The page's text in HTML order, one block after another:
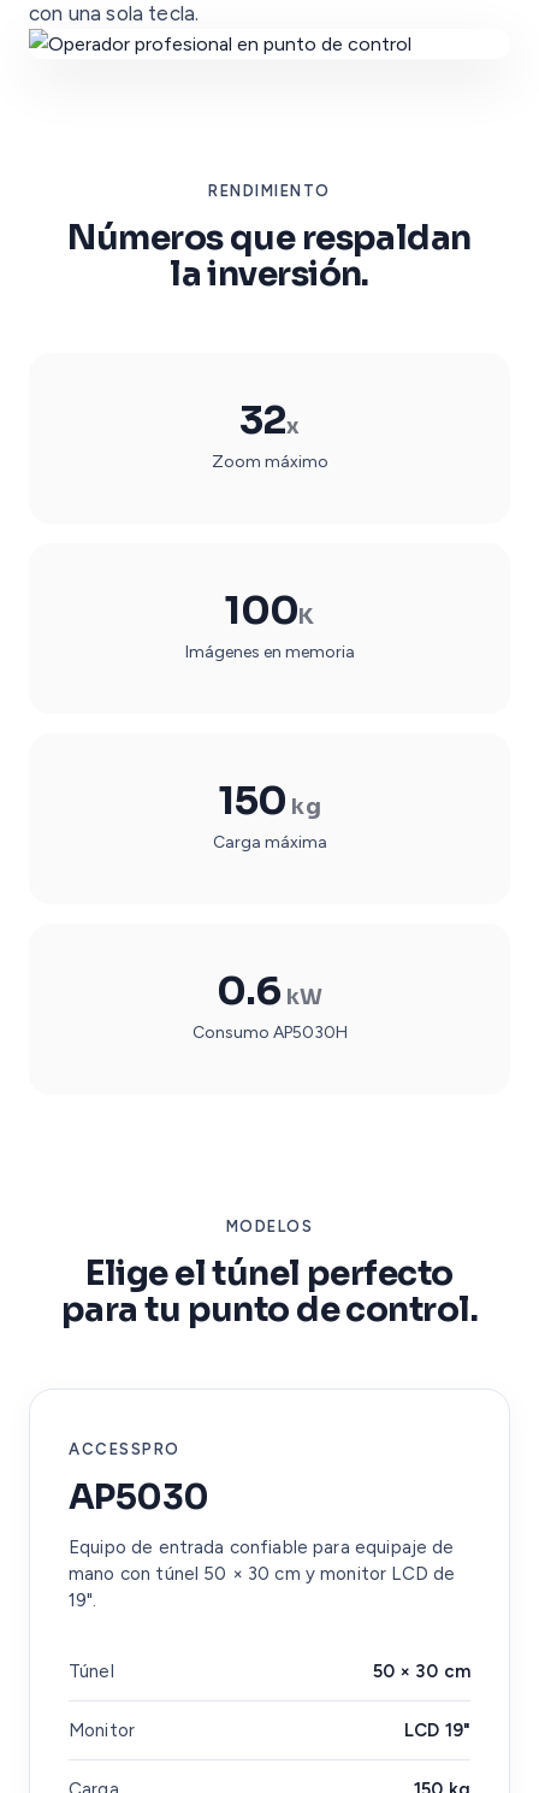
con una sola tecla.
RENDIMIENTO
Números que respaldan
la inversión.
32x
Zoom máximo
100K
Imágenes en memoria
150 kg
Carga máxima
0.6 kW
Consumo AP5030H
MODELOS
Elige el túnel perfecto
para tu punto de control.
ACCESSPRO
AP5030
Equipo de entrada confiable para equipaje de
mano con túnel 50 × 30 cm y monitor LCD de
19".
Túnel 50 × 30 cm
Monitor LCD 19"